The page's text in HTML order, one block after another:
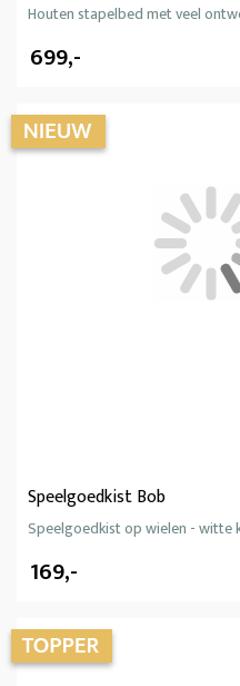
Houten stapelbed met veel
699,-
Speelgoedkist Bob
Speelgoedkist op wielen - witte
169,-